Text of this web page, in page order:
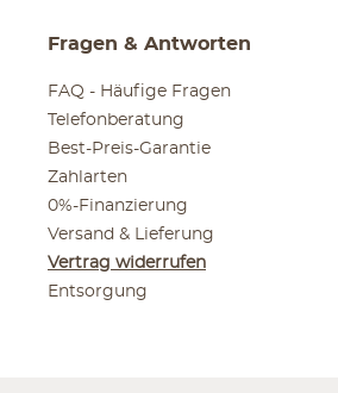
Fragen & Antworten
FAQ - Häufige Fragen
Telefonberatung
Best-Preis-Garantie
Zahlarten
0%-Finanzierung
Versand & Lieferung
Vertrag widerrufen
Entsorgung